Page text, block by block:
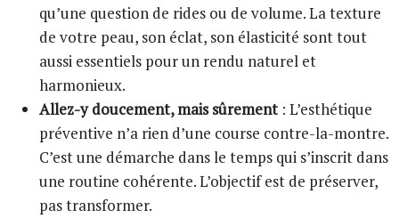
qu’une question de rides ou de volume. La texture
de votre peau, son éclat, son élasticité sont tout
aussi essentiels pour un rendu naturel et
harmonieux.
Allez-y doucement, mais sûrement: L’esthétique
préventive n’a rien d’une course contre-la-montre.
C’est une démarche dans le temps qui s’inscrit dans
une routine cohérente. L’objectif est de préserver,
pas transformer.